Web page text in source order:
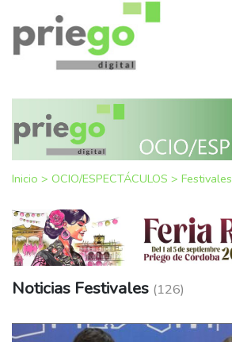
Inicio > OCIO/ESPECTÁCULOS > Festivales
Noticias Festivales (126)